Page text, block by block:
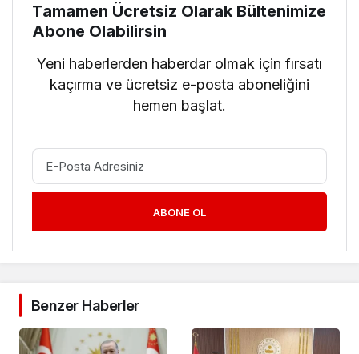
Tamamen Ücretsiz Olarak Bültenimize
Abone Olabilirsin
Yeni haberlerden haberdar olmak için fırsatı
kaçırma ve ücretsiz e-posta aboneliğini
hemen başlat.
ABONE OL
Benzer Haberler